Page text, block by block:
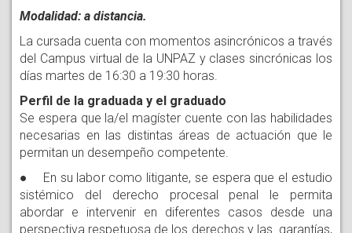
Modalidad: a distancia.
La cursada cuenta con momentos asincrónicos a través
del Campus virtual de la UNPAZ y clases sincrónicas los
días martes de 16:30 a 19:30 horas.
Perfil de la graduada y el graduado
Se espera que la/el magíster cuente con las habilidades
necesarias en las distintas áreas de actuación que le
permitan un desempeño competente.
● En su labor como litigante, se espera que el estudio
sistémico del derecho procesal penal le permita
abordar e intervenir en diferentes casos desde una
perspectiva respetuosa de los derechos y las garantías,